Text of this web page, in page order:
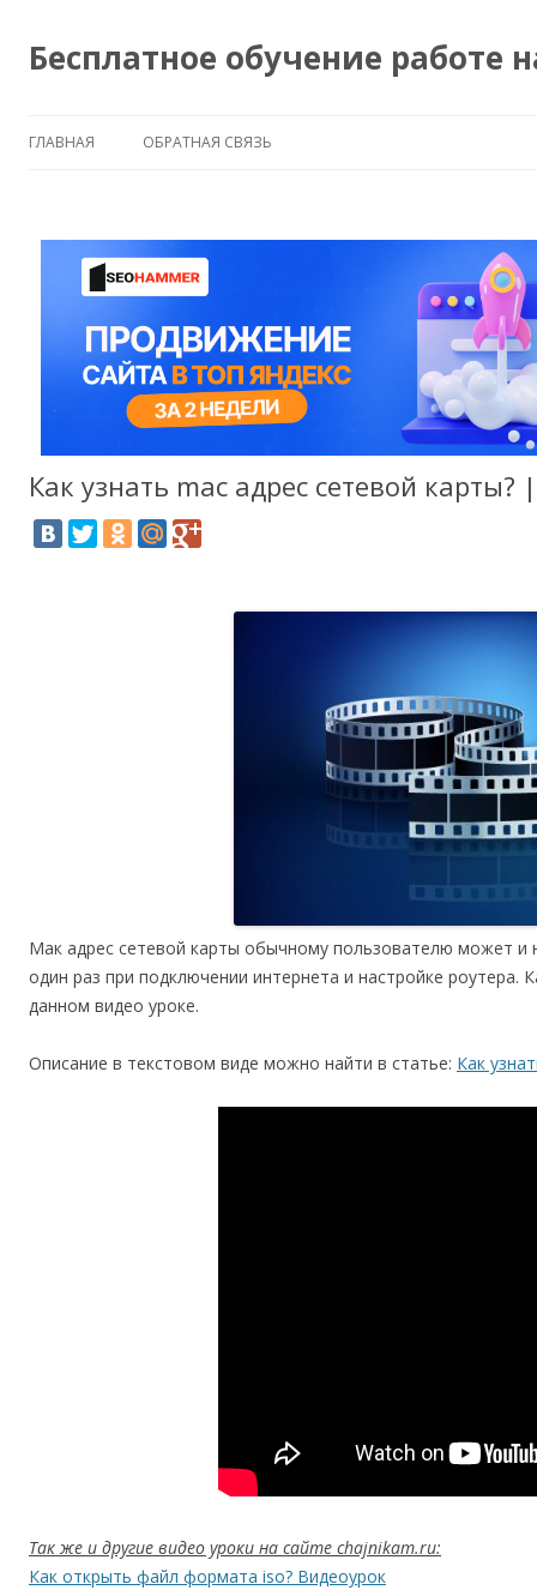
Бесплатное обучение работе
ГЛАВНАЯ ОБРАТНАЯ СВЯЗЬ
Как узнать mac адрес сетевой карты?
Мак адрес сетевой карты обычному пользователю может и
один раз при подключении интернета и настройке роутера.
данном видео уроке.
Описание в текстовом виде можно найти в статье: Как
Так же и другие видео уроки на сайте chajnikam.ru:
Как открыть файл формата iso? Видеоурок